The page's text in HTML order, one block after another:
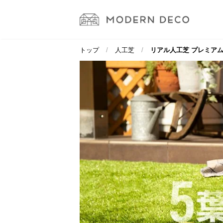
トップ 人工芝 リアル人工芝 プレミア